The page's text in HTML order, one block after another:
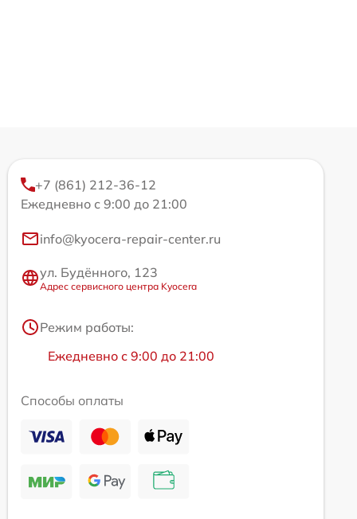
+7 (861) 212-36-12
Ежедневно с 9:00 до 21:00
info@kyocera-repair-center.ru
ул. Будённого, 123
Адрес сервисного центра Kyocera
Режим работы:
Ежедневно с 9:00 до 21:00
Способы оплаты